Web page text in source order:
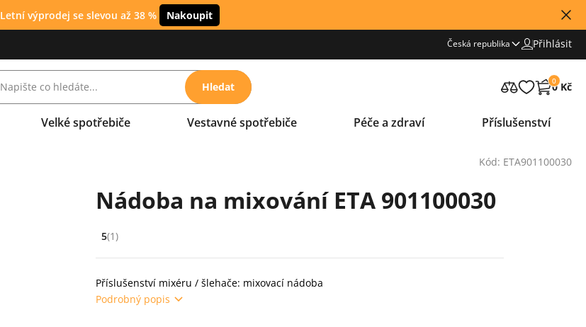
Letní výprodej se slevou až 38 % Nakoupit
Česká republika Přihlásit
Hledat 0
0 Kč
Velké spotřebiče Vestavné spotřebiče Péče a zdraví Příslušenství
Kód: ETA901100030
Nádoba na mixování ETA 901100030
Hodnocení: 5 z 5 (1 recenzí)
5(1)
Příslušenství mixéru / šlehače: mixovací nádoba
Podrobný popis